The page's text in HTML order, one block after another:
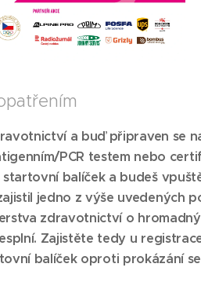
a buď připraven se
PCR testem nebo
balíček a budeš
jedno z výše uvedených
zdravotnictví o
Zajistěte tedy u
balíček oproti prokázání